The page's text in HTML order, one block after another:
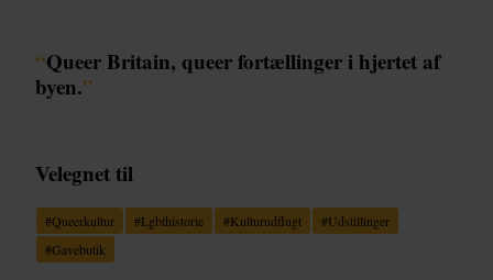
“Queer Britain, queer fortællinger i hjertet af
byen.”
Velegnet til
#Queerkultur #Lgbthistorie #Kulturudflugt #Udstillinger
#Gavebutik